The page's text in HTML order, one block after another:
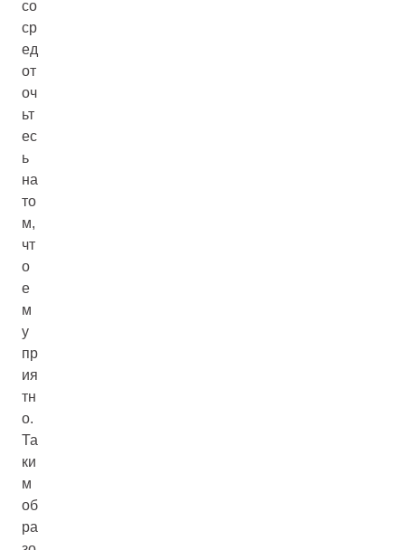
со
ср
ед
от
оч
ьт
ес
ь
на
то
м,
чт
о
е
м
у
пр
ия
тн
о.
Та
ки
м
об
ра